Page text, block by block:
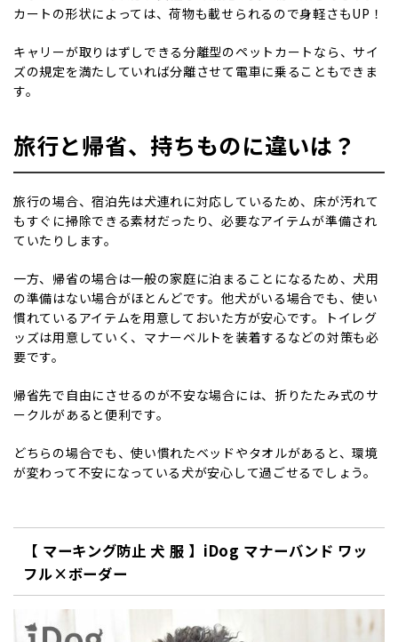
カートの形状によっては、荷物も載せられるので身軽さもUP！
キャリーが取りはずしできる分離型のペットカートなら、サイ
ズの規定を満たしていれば分離させて電車に乗ることもできま
す。
旅行と帰省、持ちものに違いは？
旅行の場合、宿泊先は犬連れに対応しているため、床が汚れて
もすぐに掃除できる素材だったり、必要なアイテムが準備され
ていたりします。
一方、帰省の場合は一般の家庭に泊まることになるため、犬用
の準備はない場合がほとんどです。他犬がいる場合でも、使い
慣れているアイテムを用意しておいた方が安心です。トイレグ
ッズは用意していく、マナーベルトを装着するなどの対策も必
要です。
帰省先で自由にさせるのが不安な場合には、折りたたみ式のサ
ークルがあると便利です。
どちらの場合でも、使い慣れたベッドやタオルがあると、環境
が変わって不安になっている犬が安心して過ごせるでしょう。
【 マーキング防止 犬 服 】iDog マナーバンド ワッ
フル×ボーダー